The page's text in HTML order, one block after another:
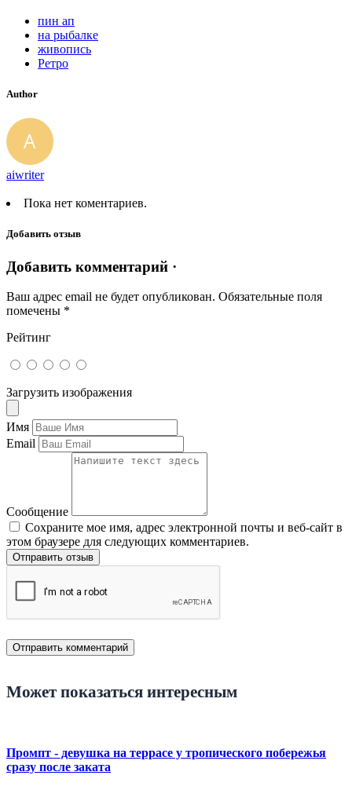
пин ап
на рыбалке
живопись
Ретро
Author
aiwriter
Пока нет коментариев.
Добавить отзыв
Добавить комментарий ·
Ваш адрес email не будет опубликован. Обязательные поля
помечены *
Рейтинг
Загрузить изображения
Имя
Email
Сообщение
Сохраните мое имя, адрес электронной почты и веб-сайт в
этом браузере для следующих комментариев.
Отправить отзыв
Может показаться интересным
Промпт - девушка на террасе у тропического побережья
сразу после заката